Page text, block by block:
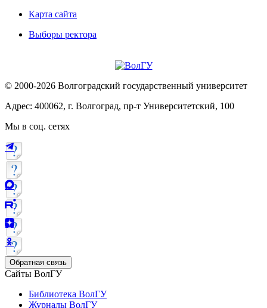
Карта сайта
Выборы ректора
© 2000-2026 Волгоградский государственный университет
Адрес: 400062, г. Волгоград, пр-т Университетский, 100
Мы в соц. сетях
Обратная связь
Сайты ВолГУ
Библиотека ВолГУ
Журналы ВолГУ